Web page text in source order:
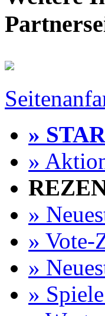
»
»
»
» Vote-
»
»